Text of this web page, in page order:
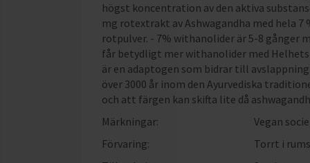
högst koncentration av den aktiva
mg rotextrakt av Ashwagandha med hela 7
rotpulver. - 7% withanolider är 5-8 gånger
får betydligt mer withanolider med
är en adaptogen som bidrar till
över 3000 år inom den Ayurvediska
och att färgen kan skifta lite då
Märkningar:
Vegan
Förvaring:
Torrt i